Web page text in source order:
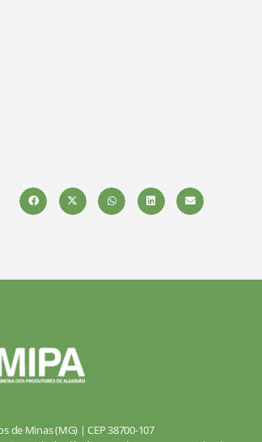
de Minas (MG) | CEP 38700-107